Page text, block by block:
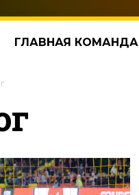
ГЛАВНАЯ КОМАНДА